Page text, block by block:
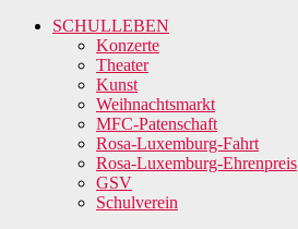
SCHULLEBEN
Konzerte
Theater
Kunst
Weihnachtsmarkt
MFC-Patenschaft
Rosa-Luxemburg-Fahrt
Rosa-Luxemburg-Ehrenpreis
GSV
Schulverein